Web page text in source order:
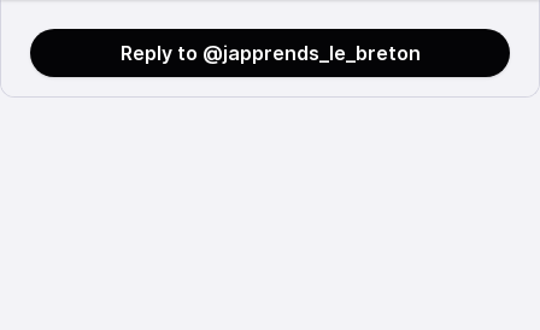
Reply to @japprends_le_breton